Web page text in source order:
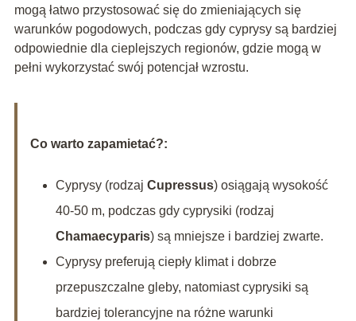
mogą łatwo przystosować się do zmieniających się
warunków pogodowych, podczas gdy cyprysy są bardziej
odpowiednie dla cieplejszych regionów, gdzie mogą w
pełni wykorzystać swój potencjał wzrostu.
Co warto zapamietać?:
Cyprysy (rodzaj Cupressus) osiągają wysokość
40-50 m, podczas gdy cyprysiki (rodzaj
Chamaecyparis) są mniejsze i bardziej zwarte.
Cyprysy preferują ciepły klimat i dobrze
przepuszczalne gleby, natomiast cyprysiki są
bardziej tolerancyjne na różne warunki